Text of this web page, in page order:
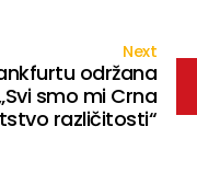
Next
održana
smo mi Crna
različitosti“